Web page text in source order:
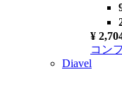
¥
コン
Diavel